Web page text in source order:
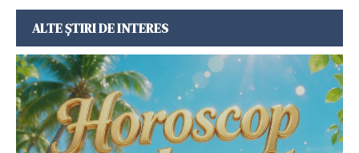
ALTE ȘTIRI DE INTERES